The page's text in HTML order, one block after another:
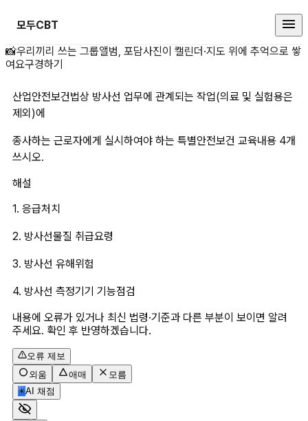
모두CBT
산업안전보건법상 방사선 업무에
📸우리끼리 쓰는 그룹앨범, 포담사진이 캘린더·지도 위에 추억으로 쌓
여요구경하기
산업안전보건법상 방사선 업무에 관계되는 작업(의료 및 실험용은
제외)에
종사하는 근로자에게 실시하여야 하는 특별안전보건 교육내용 4개
쓰시오.
해설
1. 응급처치
2. 방사선물질 취급요령
3. 방사선 유해위험
4. 방사선 측정기기 기능점검
내용에 오류가 있거나 최신 법령·기준과 다른 부분이 보이면 알려
주세요. 확인 후 반영하겠습니다.
오류 제보
외움
애매
모름
✳AI 채점